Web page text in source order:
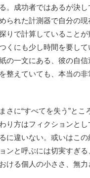
。成功者ではあるが決
られた計測器で自分の
りで計算していること
くにも少し時間を要し
の一文にある、彼の自
えていても、本当の非
に“すべてを失う”とこ
方はフィクションとし
違いない。或いはこの
ンと呼ぶには切実すぎ
ける個人の小ささ、無力